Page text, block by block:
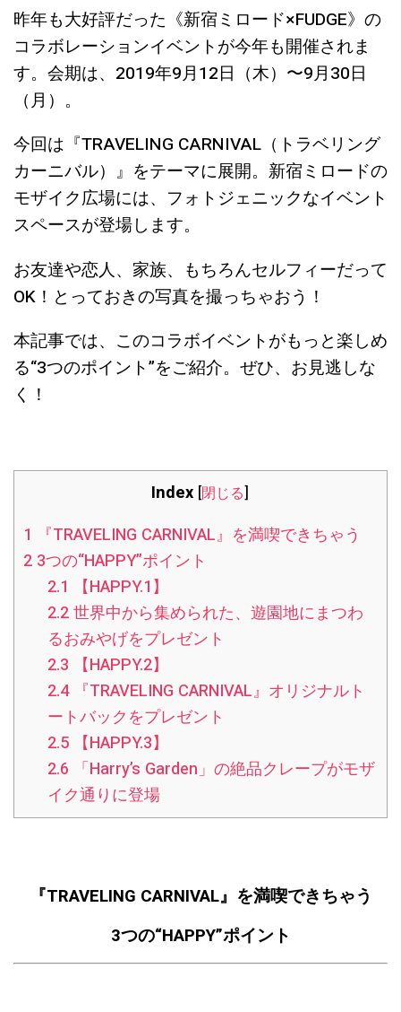
昨年も大好評だった《新宿ミロード×FUDGE》の
コラボレーションイベントが今年も開催されま
す。会期は、2019年9月12日（木）〜9月30日
（月）。
今回は『TRAVELING CARNIVAL（トラベリング
カーニバル）』をテーマに展開。新宿ミロードの
モザイク広場には、フォトジェニックなイベント
スペースが登場します。
お友達や恋人、家族、もちろんセルフィーだって
OK！とっておきの写真を撮っちゃおう！
本記事では、このコラボイベントがもっと楽しめ
る“3つのポイント”をご紹介。ぜひ、お見逃しな
く！
Index [閉じる]
1
『TRAVELING CARNIVAL』を満喫できちゃう
23つの“HAPPY”ポイント
2.1
【HAPPY.1】
2.2世界中から集められた、遊園地にまつわ
るおみやげをプレゼント
2.3 【HAPPY.2】
2.4『TRAVELING CARNIVAL』オリジナルト
ートバックをプレゼント
2.5 【HAPPY.3】
2.6 「Harry’s Garden」の絶品クレープがモザ
イク通りに登場
『TRAVELING CARNIVAL』を満喫できちゃう
3つの“HAPPY”ポイント